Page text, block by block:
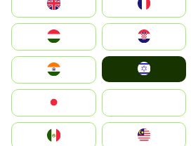
United Kingdom
Hrvatska
Magyarország
Indonesia
South Korea